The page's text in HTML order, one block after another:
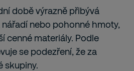
době výrazně přibývá
nebo pohonné hmoty,
cenné materiály. Podle
se podezření, že za
skupiny.